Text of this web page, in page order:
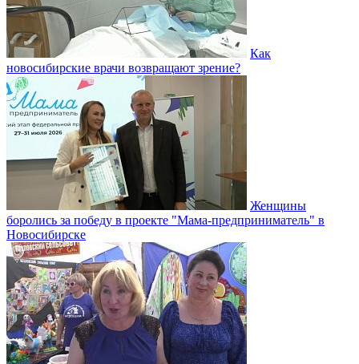
Как
новосибирские врачи возвращают зрение?
Женщины
боролись за победу в проекте "Мама-предприниматель" в
Новосибирске